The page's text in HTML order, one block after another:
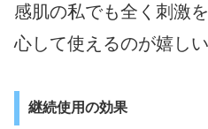
感肌の私でも全く刺激
心して使えるのが嬉し
継続使用の効果